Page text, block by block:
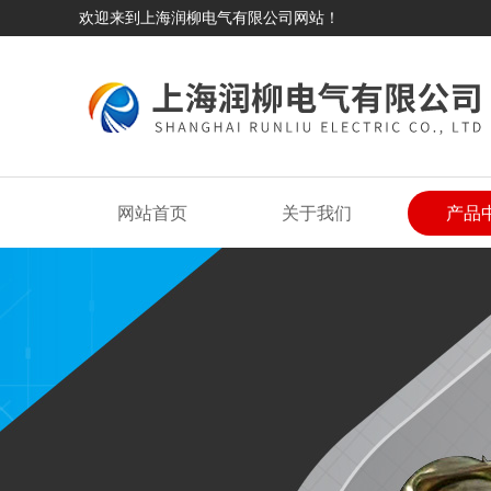
欢迎来到上海润柳电气有限公司网站！
网站首页 关于我们 产品